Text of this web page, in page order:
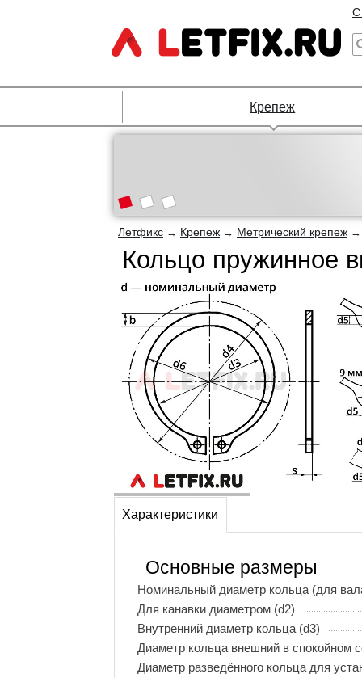
Крепеж
Летфикс → Крепеж → Метрический крепеж
Кольцо пружинное
Характеристики
Основные размеры
Номинальный диаметр кольца (для
Для канавки диаметром (d2)
Внутренний диаметр кольца (d3)
Диаметр кольца внешний в спокойном
Диаметр разведённого кольца для